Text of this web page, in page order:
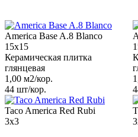
America Base A.8 Blanco
15x15
Керамическая плитка
глянцевая
1,00 м2/кор.
44 шт/кор.
Taco America Red Rubi
3x3